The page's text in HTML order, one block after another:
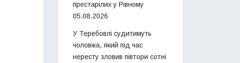
престарілих у Рівному
05.08.2026
У Теребовлі судитимуть
чоловіка, який під час
нересту зловив півтори сотні